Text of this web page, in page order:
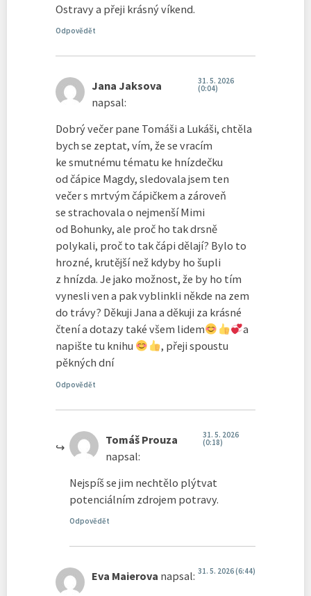
Ostravy a přeji krásný víkend.
Odpovědět
Jana Jaksova
napsal:
31. 5. 2026
(0:04)
Dobrý večer pane Tomáši a Lukáši, chtěla
bych se zeptat, vím, že se vracím
ke smutnému tématu ke hnízdečku
od čápice Magdy, sledovala jsem ten
večer s mrtvým čápičkem a zároveň
se strachovala o nejmenší Mimi
od Bohunky, ale proč ho tak drsně
polykali, proč to tak čápi dělají? Bylo to
hrozné, krutější než kdyby ho šupli
z hnízda. Je jako možnost, že by ho tím
vynesli ven a pak vyblinkli někde na zem
do trávy? Děkuji Jana a děkuji za krásné
čtení a dotazy také všem lidem
a
napište tu knihu
, přeji spoustu
pěkných dní
Odpovědět
Tomáš Prouza
napsal:
31. 5. 2026
(0:18)
Nejspíš se jim nechtělo plýtvat
potenciálním zdrojem potravy.
Odpovědět
Eva Maierova napsal: 31. 5. 2026 (6:44)